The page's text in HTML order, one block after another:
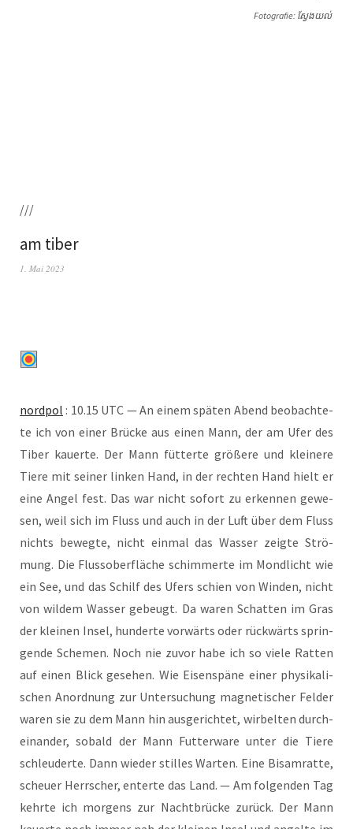
Foto­gra­fie: ស្វែងយល់
///
am tiber
1. Mai 2023
nord­pol : 10.15 UTC — An einem spä­ten Abend beob­ach­te­
te ich von einer Brü­cke aus einen Mann, der am Ufer des
Tiber kau­er­te. Der Mann füt­ter­te grö­ße­re und klei­ne­re
Tie­re mit sei­ner lin­ken Hand, in der rech­ten Hand hielt er
eine Angel fest. Das war nicht sofort zu erken­nen gewe­
sen, weil sich im Fluss und auch in der Luft über dem Fluss
nichts beweg­te, nicht ein­mal das Was­ser zeig­te Strö­
mung. Die Fluss­ober­flä­che schim­mer­te im Mond­licht wie
ein See, und das Schilf des Ufers schien von Win­den, nicht
von wil­dem Was­ser gebeugt. Da waren Schat­ten im Gras
der klei­nen Insel, hun­der­te vor­wärts oder rück­wärts sprin­
gen­de Sche­men. Noch nie zuvor habe ich so vie­le Rat­ten
auf einen Blick gese­hen. Wie Eisen­spä­ne einer phy­si­ka­li­
schen Anord­nung zur Unter­su­chung magne­ti­scher Fel­der
waren sie zu dem Mann hin aus­ge­rich­tet, wir­bel­ten durch­
ein­an­der, sobald der Mann Fut­ter­wa­re unter die Tie­re
schleu­der­te. Dann wie­der stil­les War­ten. Eine Bisam­rat­te,
scheu­er Herr­scher, enter­te das Land. — Am fol­gen­den Tag
kehr­te ich mor­gens zur Nacht­brü­cke zurück. Der Mann